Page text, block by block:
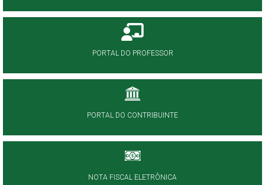
PORTAL DO PROFESSOR
PORTAL DO CONTRIBUINTE
NOTA FISCAL ELETRÔNICA